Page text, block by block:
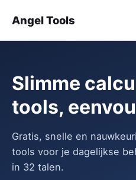
Angel Tools
Slimme
tools,
Gratis, snelle en
tools voor je dagelijkse
in 32 talen.